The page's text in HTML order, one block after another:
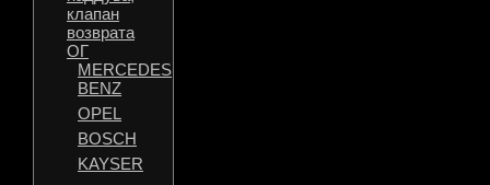
клапан
возврата
ОГ
MERCEDES
BENZ
OPEL
BOSCH
KAYSER